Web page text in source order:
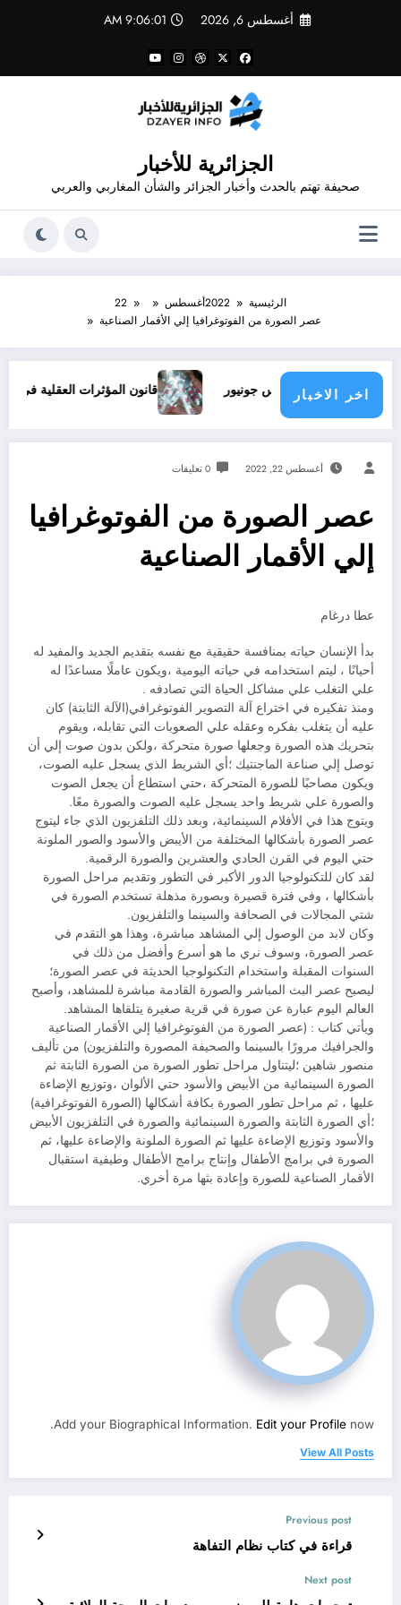
أغسطس 6, 2026 9:06:02 AM
الجزائرية للأخبار
صحيفة تهتم بالحدث وأخبار الجزائر والشأن المغاربي والعربي
الرئيسية 2022أغسطس
22
عصر الصورة من الفوتوغرافيا إلي الأقمار الصناعية
اخر الاخبار
ملف فينيسيوس جونيور قانون المؤثرات العقلية في الجزائر
أغسطس 22, 2022 0 تعليقات
عصر الصورة من الفوتوغرافيا
إلي الأقمار الصناعية
عطا درغام
بدأ الإنسان حياته بمنافسة حقيقية مع نفسه بتقديم الجديد والمفيد له
أحيانًا ، ليتم استخدامه في حياته اليومية ،ويكون عاملًا مساعدًا له
علي التغلب علي مشاكل الحياة التي تصادفه .
ومنذ تفكيره في اختراع آلة التصوير الفوتوغرافي(الآلة الثابتة) كان
عليه أن يتغلب بفكره وعقله علي الصعوبات التي تقابله، ويقوم
بتحريك هذه الصورة وجعلها صورة متحركة ،ولكن بدون صوت إلي أن
توصل إلي صناعة الماجنتيك ؛أي الشريط الذي يسجل عليه الصوت،
ويكون مصاحبًا للصورة المتحركة ،حتي استطاع أن يجعل الصوت
والصورة علي شريط واحد يسجل عليه الصوت والصورة معًا.
ويتوج هذا في الأفلام السينمائية، وبعد ذلك التلفزيون الذي جاء ليتوج
عصر الصورة بأشكالها المختلفة من الأيبض والأسود والصور الملونة
حتي اليوم في القرن الحادي والعشرين والصورة الرقمية.
لقد كان للتكنولوجيا الدور الأكبر في التطور وتقديم مراحل الصورة
بأشكالها ، وفي فترة قصيرة وبصورة مذهلة تستخدم الصورة في
شتي المجالات في الصحافة والسينما والتلفزيون.
وكان لابد من الوصول إلي المشاهد مباشرة، وهذا هو التقدم في
عصر الصورة، وسوف نري ما هو أسرع وأفضل من ذلك في
السنوات المقبلة واستخدام التكنولوجيا الحديثة في عصر الصورة؛
ليصبح عصر البث المباشر والصورة القادمة مباشرة للمشاهد، وأصبح
العالم اليوم عبارة عن صورة في قرية صغيرة يتلقاها المشاهد.
ويأتي كتاب : (عصر الصورة من الفوتوغرافيا إلي الأقمار الصناعية
والجرافيك مرورًا بالسينما والصحيفة المصورة والتلفزيون) من تأليف
منصور شاهين ؛ليتناول مراحل تطور الصورة من الصورة الثابتة ثم
الصورة السينمائية من الأبيض والأسود حتي الألوان ،وتوزيع الإضاءة
عليها ، ثم مراحل تطور الصورة بكافة أشكالها (الصورة الفوتوغرافية)
؛أي الصورة الثابتة والصورة السينمائية والصورة في التلفزيون الأبيض
والأسود وتوزيع الإضاءة عليها ثم الصورة الملونة والإضاءة عليها، ثم
الصورة في برامج الأطفال وإنتاج برامج الأطفال وطيفية استقبال
الأقمار الصناعية للصورة وإعادة بثها مرة أخري.
Add your Biographical Information. Edit your Profile now.
View All Posts
Previous post
قراءة في كتاب نظام التفاهة
Next post